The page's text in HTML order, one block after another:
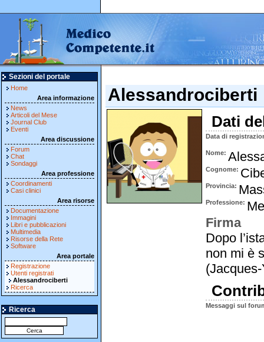
Sezioni del portale
Home
Area informazione
News
Articoli del Mese
Journal Club
Eventi
Area discussione
Forum
Chat
Sondaggi
Area professione
Coordinamenti
Casi clinici
Area risorse
Documentazione
Immagini
Libri e pubblicazioni
Multimedia
Risorse della Rete
Software
Area portale
Registrazione
Utenti registrati
Alessandrociberti
Ricerca
Ricerca
Alessandrociberti
Dati
Data di
Nome
Cognome
Provincia
Professione
Firma
Dopo
non mi è
Messaggi sul